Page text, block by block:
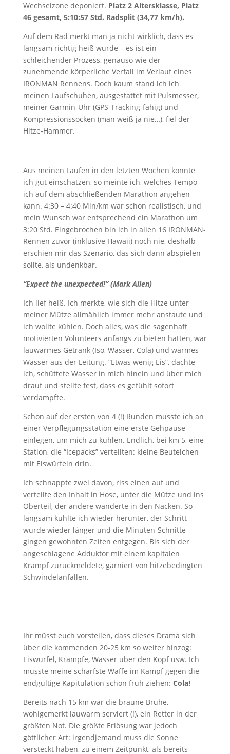
Wechselzone deponiert. Platz 2 Altersklasse, Platz
46 gesamt, 5:10:57 Std. Radsplit (34,77 km/h).
Auf dem Rad merkt man ja nicht wirklich, dass es
langsam richtig heiß wurde – es ist ein
schleichender Prozess, genauso wie der
zunehmende körperliche Verfall im Verlauf eines
IRONMAN Rennens. Doch kaum stand ich ich
meinen Laufschuhen, ausgestattet mit Pulsmesser,
meiner Garmin-Uhr (GPS-Tracking-fähig) und
Kompressionssocken (man weiß ja nie…), fiel der
Hitze-Hammer.
Aus meinen Läufen in den letzten Wochen konnte
ich gut einschätzen, so meinte ich, welches Tempo
ich auf dem abschließenden Marathon angehen
kann. 4:30 – 4:40 Min/km war schon realistisch, und
mein Wunsch war entsprechend ein Marathon um
3:20 Std. Eingebrochen bin ich in allen 16 IRONMAN-
Rennen zuvor (inklusive Hawaii) noch nie, deshalb
erschien mir das Szenario, das sich dann abspielen
sollte, als undenkbar.
“Expect the unexpected!” (Mark Allen)
Ich lief heiß. Ich merkte, wie sich die Hitze unter
meiner Mütze allmählich immer mehr anstaute und
ich wollte kühlen. Doch alles, was die sagenhaft
motivierten Volunteers anfangs zu bieten hatten, war
lauwarmes Getränk (Iso, Wasser, Cola) und warmes
Wasser aus der Leitung. “Etwas wenig Eis”, dachte
ich, schüttete Wasser in mich hinein und über mich
drauf und stellte fest, dass es gefühlt sofort
verdampfte.
Schon auf der ersten von 4 (!) Runden musste ich an
einer Verpflegungsstation eine erste Gehpause
einlegen, um mich zu kühlen. Endlich, bei km 5, eine
Station, die “Icepacks” verteilten: kleine Beutelchen
mit Eiswürfeln drin.
Ich schnappte zwei davon, riss einen auf und
verteilte den Inhalt in Hose, unter die Mütze und ins
Oberteil, der andere wanderte in den Nacken. So
langsam kühlte ich wieder herunter, der Schritt
wurde wieder länger und die Minuten-Schnitte
gingen gewohnten Zeiten entgegen. Bis sich der
angeschlagene Adduktor mit einem kapitalen
Krampf zurückmeldete, garniert von hitzebedingten
Schwindelanfällen.
Ihr müsst euch vorstellen, dass dieses Drama sich
über die kommenden 20-25 km so weiter hinzog:
Eiswürfel, Krämpfe, Wasser über den Kopf usw. Ich
musste meine schärfste Waffe im Kampf gegen die
endgültige Kapitulation schon früh ziehen: Cola!
Bereits nach 15 km war die braune Brühe,
wohlgemerkt lauwarm serviert (!), ein Retter in der
größten Not. Die größte Erlösung war jedoch
göttlicher Art: irgendjemand muss die Sonne
versteckt haben, zu einem Zeitpunkt, als bereits